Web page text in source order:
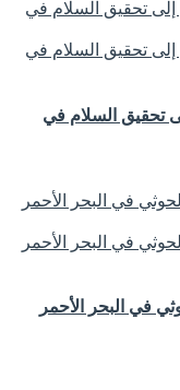
تحقيق السلام في
في البحر الأحمر